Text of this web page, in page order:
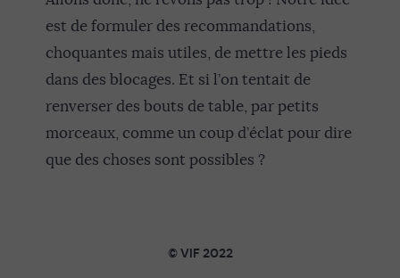
est de formuler des recommandations,
choquantes mais utiles, de mettre les pieds
dans des blocages. Et si l’on tentait de
renverser des bouts de table, par petits
morceaux, comme un coup d’éclat pour dire
que des choses sont possibles ?
© VIF 2022